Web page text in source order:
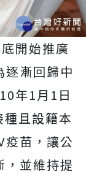
開始推廣
逐漸回歸中
年1月1日
且設籍本
疫苗，讓公
，並維持提